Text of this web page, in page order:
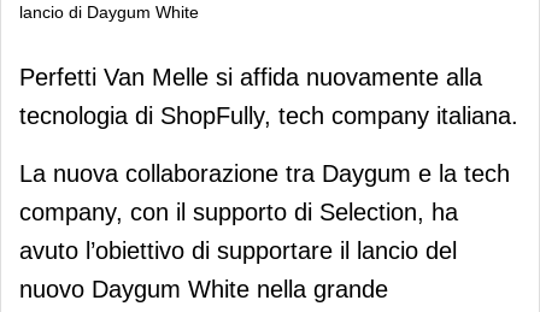
lancio di Daygum White
Perfetti Van Melle sceglie di nuovo
Shopfully in occasione del lancio di
Daygum White
Perfetti Van Melle si affida nuovamente alla
tecnologia di ShopFully, tech company italiana.
La nuova collaborazione tra Daygum e la tech
company, con il supporto di Selection, ha
avuto l’obiettivo di supportare il lancio del
nuovo Daygum White nella grande